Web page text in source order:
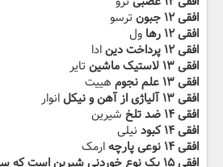
افقی ۱۲ جبون
ترسو
افقی ۱۲ رها
ول
افقی ۱۲ پرداخت دین‬‫
ادا
افقی ۱۳ لاستیک ماشین
تایر
افقی ۱۳ علم نجوم
هییت
افقی ۱۳ آلیاژی از آهن و نیکل‬‫
انوار
افقی ۱۴ ضد تلخ
شیرین
افقی ۱۴ کبود
نیلی
افقی ۱۴ نوعی پارچه‬‫
ارمک
افقی ۱۵ یک نوع خوردنی شیرین است